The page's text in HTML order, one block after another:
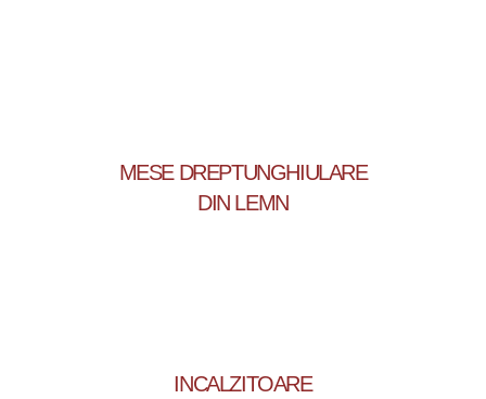
MESE DREPTUNGHIULARE
DIN LEMN
INCALZITOARE